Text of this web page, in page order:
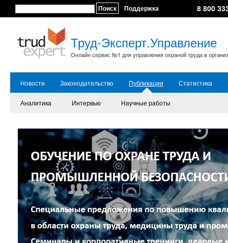
Поиск Поддержка 8 800
Труд-Эксперт.Управление
Онлайн сервис №1 для управления охраной труда в
Новости Законодательство Публикации Статистика
Аналитика Интервью Научные работы